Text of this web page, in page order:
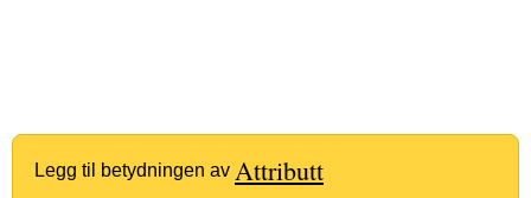
Legg til betydningen av Attributt